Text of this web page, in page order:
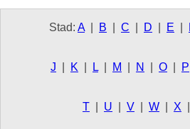
Stad: A B C D E
J K L M N O P
T U V W X